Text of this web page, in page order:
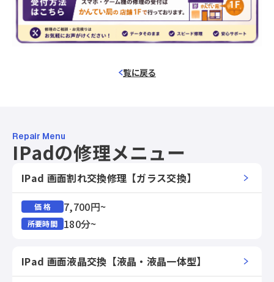
覧に戻る
Repair Menu
IPadの修理メニュー
IPad 画面割れ交換修理【ガラス交換】
価 格 7,700円~
所要時間 180分~
IPad 画面液晶交換【液晶・液晶一体型】